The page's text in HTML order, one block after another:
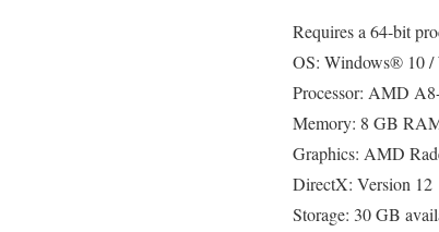
Requires a 64-bit
OS: Windows® 10
Processor: AMD
Memory: 8 GB
Graphics: AMD
DirectX: Version 12
Storage: 30 GB